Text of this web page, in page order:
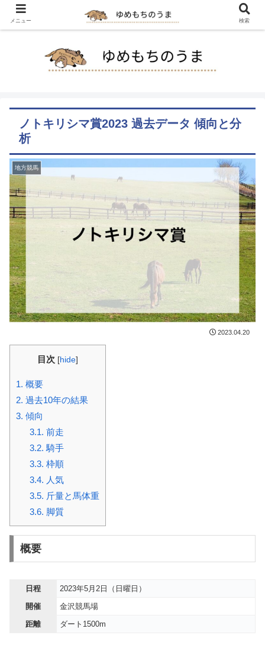
ノトキリシマ賞2023 過去データ 傾向と分
析
地方競馬
2023.04.20
目次 [hide]
1. 概要
2. 過去10年の結果
3. 傾向
3.1. 前走
3.2. 騎手
3.3. 枠順
3.4. 人気
3.5. 斤量と馬体重
3.6. 脚質
概要
日程
2023年5月2日（日曜日）
開催
金沢競馬場
距離
ダート1500m
メニュー 検索